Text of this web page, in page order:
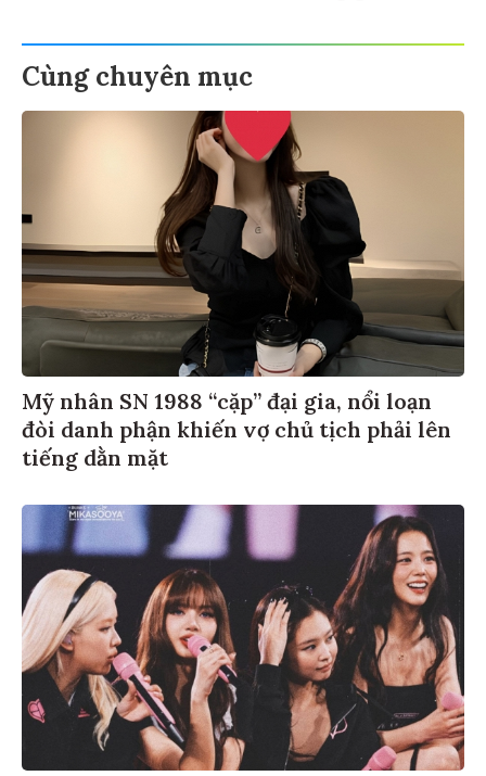
Cùng chuyên mục
Mỹ nhân SN 1988 “cặp” đại gia, nổi loạn
đòi danh phận khiến vợ chủ tịch phải lên
tiếng dằn mặt